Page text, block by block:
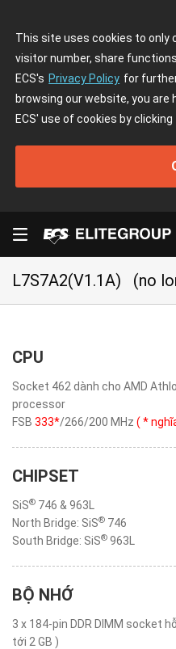
This site uses cookies to only
visitor number, share
ECS's Privacy Policy for
browsing our website, you are
ECS' use of cookies by clicking
L7S7A2(V1.1A) (no
CPU
Socket 462 dành cho AMD
processor
FSB 333*/266/200 MHz ( *
CHIPSET
SiS® 746 & 963L
North Bridge: SiS® 746
South Bridge: SiS® 963L
BỘ NHỚ
3 x 184-pin DDR DIMM socket
tới 2 GB )